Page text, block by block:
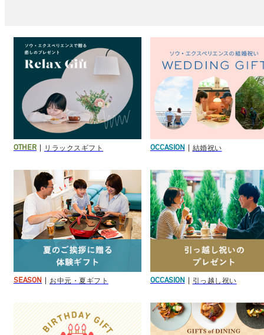
OTHER リラックスギフト OCCASION 結婚祝い
SEASON お中元・夏ギフト OCCASION 引っ越し祝い